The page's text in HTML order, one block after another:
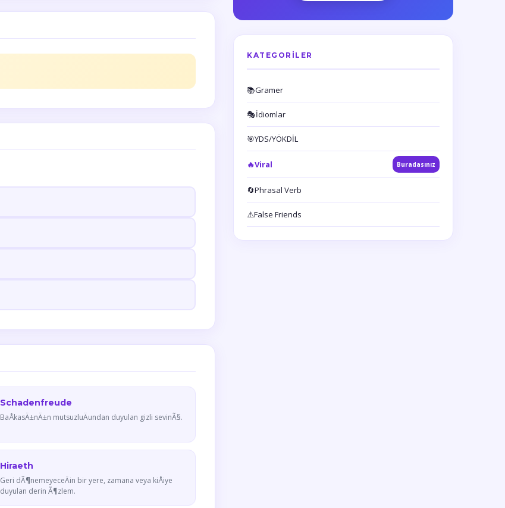
Schadenfreude
BaÅkasÄ±nÄ±n mutsuzluÄundan duyulan gizli sevinÃ§.
Hiraeth
Geri dÃ¶nemeyeceÄin bir yere, zamana veya kiÅiye
duyulan derin Ã¶zlem.
KATEGORILER
📚Gramer
🎭İdiomlar
🎯YDS/YÖKDİL
🔥Viral Buradasınız
🔄Phrasal Verb
⚠️False Friends